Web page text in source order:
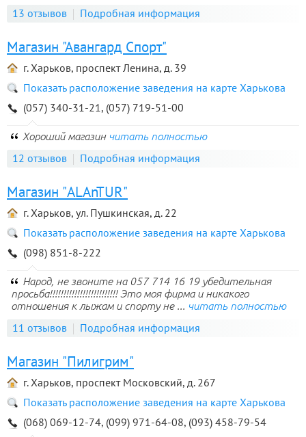
13 отзывов Подробная информация
Магазин "Авангард Спорт"
г. Харьков, проспект Ленина, д. 39
Показать расположение заведения на карте Харькова
(057) 340-31-21, (057) 719-51-00
Хороший магазин читать полностью
12 отзывов Подробная информация
Магазин "ALAnTUR"
г. Харьков, ул. Пушкинская, д. 22
Показать расположение заведения на карте Харькова
(098) 851-8-222
Народ, не звоните на 057 714 16 19 убедительная
просьба!!!!!!!!!!!!!!!!!!!!!!!!! Это моя фирма и никакого
отношения к лыжам и спорту не ... читать полностью
11 отзывов Подробная информация
Магазин "Пилигрим"
г. Харьков, проспект Московский, д. 267
Показать расположение заведения на карте Харькова
(068) 069-12-74, (099) 971-64-08, (093) 458-79-54